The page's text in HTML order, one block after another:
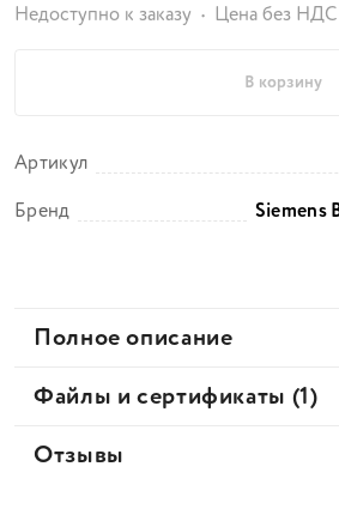
Недоступно к заказу Цена без НДС
В корзину
Артикул
Бренд
Siemens
Полное описание
Файлы и сертификаты (1)
Отзывы